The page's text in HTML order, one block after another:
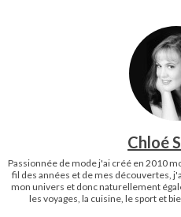
Chloé
Passionnée de mode j'ai créé en 2010
fil des années et de mes découvertes,
mon univers et donc naturellement
les voyages, la cuisine, le sport et